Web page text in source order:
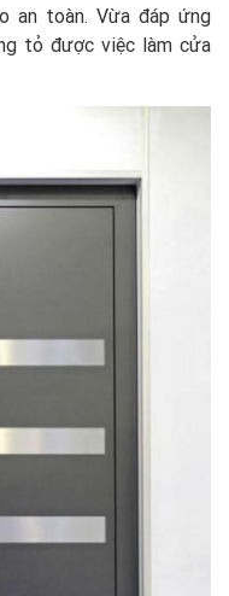
an toàn. Vừa đáp ứng
tỏ được việc làm cửa